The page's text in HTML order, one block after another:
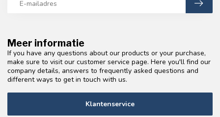
Meer informatie
If you have any questions about our products or your purchase,
make sure to visit our customer service page. Here you'll find our
company details, answers to frequently asked questions and
different ways to get in touch with us.
Klantenservice